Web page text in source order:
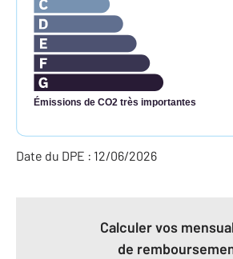
Émissions de CO2 très importantes
Date du DPE : 12/06/2026
Calculer vos
de